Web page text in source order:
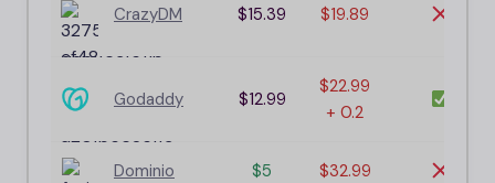
CrazyDM $15.39 $19.89
Godaddy $12.99
$22.99
+ 0.2
Dominio $5 $32.99